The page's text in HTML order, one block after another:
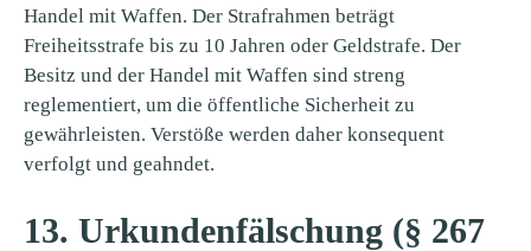
Handel mit Waffen. Der Strafrahmen beträgt
Freiheitsstrafe bis zu 10 Jahren oder Geldstrafe. Der
Besitz und der Handel mit Waffen sind streng
reglementiert, um die öffentliche Sicherheit zu
gewährleisten. Verstöße werden daher konsequent
verfolgt und geahndet.
13. Urkundenfälschung (§ 267